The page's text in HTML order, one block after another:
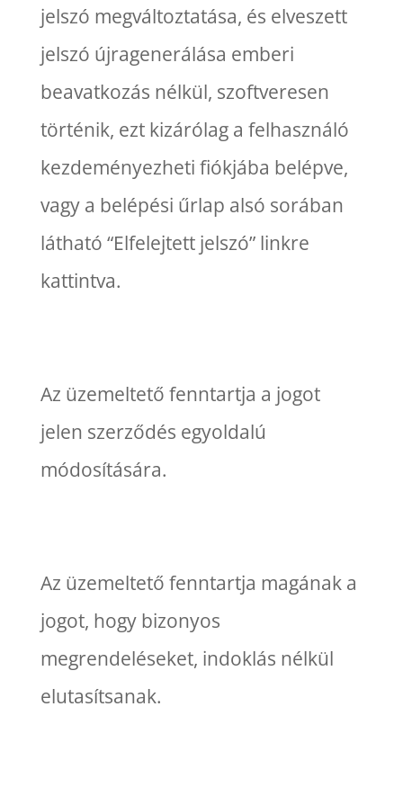
jelszó megváltoztatása, és elveszett
jelszó újragenerálása emberi
beavatkozás nélkül, szoftveresen
történik, ezt kizárólag a felhasználó
kezdeményezheti fiókjába belépve,
vagy a belépési űrlap alsó sorában
látható “Elfelejtett jelszó” linkre
kattintva.
Az üzemeltető fenntartja a jogot
jelen szerződés egyoldalú
módosítására.
Az üzemeltető fenntartja magának a
jogot, hogy bizonyos
megrendeléseket, indoklás nélkül
elutasítsanak.